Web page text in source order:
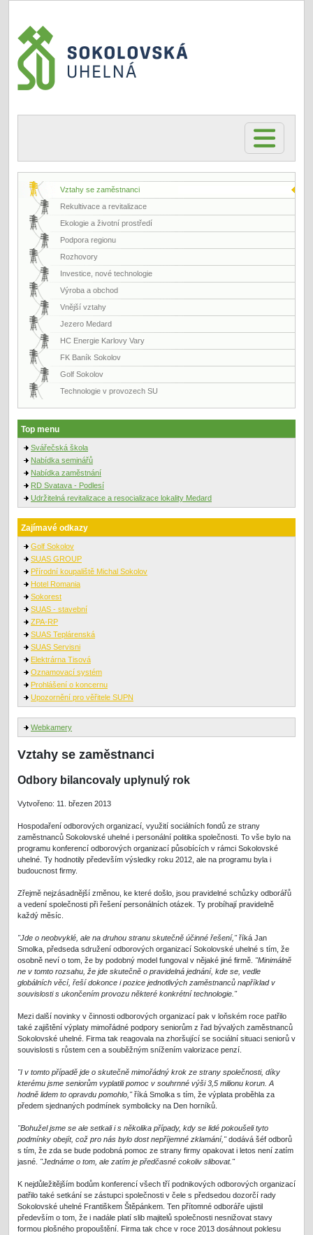
Vztahy se zaměstnanci
Rekultivace a revitalizace
Ekologie a životní prostředí
Podpora regionu
Rozhovory
Investice, nové technologie
Výroba a obchod
Vnější vztahy
Jezero Medard
HC Energie Karlovy Vary
FK Baník Sokolov
Golf Sokolov
Technologie v provozech SU
Top menu
Svářečská škola
Nabídka seminářů
Nabídka zaměstnání
RD Svatava - Podlesí
Udržitelná revitalizace a resocializace lokality Medard
Zajímavé odkazy
Golf Sokolov
SUAS GROUP
Přírodní koupaliště Michal Sokolov
Hotel Romania
Sokorest
SUAS - stavební
ZPA-RP
SUAS Teplárenská
SUAS Servisni
Elektrárna Tisová
Oznamovací systém
Prohlášení o koncernu
Upozornění pro věřitele SUPN
Webkamery
Vztahy se zaměstnanci
Odbory bilancovaly uplynulý rok
Vytvořeno: 11. březen 2013
Hospodaření odborových organizací, využití sociálních fondů ze strany
zaměstnanců Sokolovské uhelné i personální politika společnosti. To vše bylo na
programu konferencí odborových organizací působících v rámci Sokolovské
uhelné. Ty hodnotily především výsledky roku 2012, ale na programu byla i
budoucnost firmy.
Zřejmě nejzásadnější změnou, ke které došlo, jsou pravidelné schůzky odborářů
a vedení společnosti při řešení personálních otázek. Ty probíhají pravidelně
každý měsíc.
"Jde o neobvyklé, ale na druhou stranu skutečně účinné řešení,"říká Jan
Smolka, předseda sdružení odborových organizací Sokolovské uhelné s tím, že
osobně neví o tom, že by podobný model fungoval v nějaké jiné firmě. "Minimálně
ne v tomto rozsahu, že jde skutečně o pravidelná jednání, kde se, vedle
globálních věcí, řeší dokonce i pozice jednotlivých zaměstnanců například v
souvislosti s ukončením provozu některé konkrétní technologie."
Mezi další novinky v činnosti odborových organizací pak v loňském roce patřilo
také zajištění výplaty mimořádné podpory seniorům z řad bývalých zaměstnanců
Sokolovské uhelné. Firma tak reagovala na zhoršující se sociální situaci seniorů v
souvislosti s růstem cen a souběžným snížením valorizace penzí.
"I v tomto případě jde o skutečně mimořádný krok ze strany společnosti, díky
kterému jsme seniorům vyplatili pomoc v souhrnné výši 3,5 milionu korun. A
hodně lidem to opravdu pomohlo,"říká Smolka s tím, že výplata proběhla za
předem sjednaných podmínek symbolicky na Den horníků.
"Bohužel jsme se ale setkali i s několika případy, kdy se lidé pokoušeli tyto
podmínky obejít, což pro nás bylo dost nepříjemné zklamání,"dodává šéf odborů
s tím, že zda se bude podobná pomoc ze strany firmy opakovat i letos není zatím
jasné. "Jednáme o tom, ale zatím je předčasné cokoliv slibovat."
K nejdůležitějším bodům konferencí všech tří podnikových odborových organizací
patřilo také setkání se zástupci společnosti v čele s předsedou dozorčí rady
Sokolovské uhelné Františkem Štěpánkem. Ten přítomné odboráře ujistil
především o tom, že i nadále platí slib majitelů společnosti nesnižovat stavy
formou plošného propouštění. Firma tak chce v roce 2013 dosáhnout poklesu